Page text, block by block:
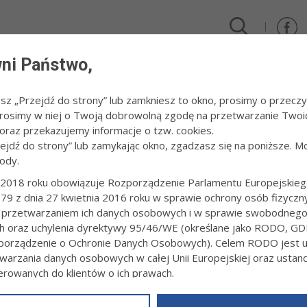
Warsztatu Terapii Zajęciowej
PROPOZYCJA WARSZTATU
B. B.
i jego misji w pracy z osobami z niepełną sprawnością
społeczeństwo-wychowanie". Pozycja ukazała się
II w Tarnowie i Wyższej Szkoły Społeczno-Ekonomicznej w
rozdziałów są znawcy problematyki z ośrodków naukowych
procesie wychowania osób z niepełną sprawnością. - Jeśli
Państwo,
„Przejdź do strony” lub zamkniesz to okno, prosimy o
w niej o Twoją dobrowolną zgodę na przetwarzanie
przekazujemy informacje o tzw. cookies.
do strony” lub zamykając okno, zgadzasz się na poniższe.
roku obowiązuje Rozporządzenie Parlamentu
z dnia 27 kwietnia 2016 roku w sprawie ochrony osób
ich danych osobowych i w sprawie
oraz uchylenia dyrektywy 95/46/WE (określane jako RODO,
o Ochronie Danych Osobowych). Celem RODO jest
danych osobowych w całej Unii Europejskiej oraz
do klientów o ich prawach.
powyższym, w zakładceRODOna stroniehttps://